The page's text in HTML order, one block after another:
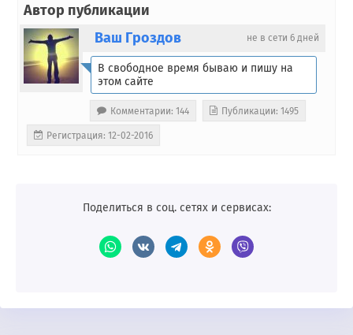
Автор публикации
не в сети 6 дней
Ваш Гроздов
В свободное время бываю и пишу на
этом сайте
Комментарии: 144 Публикации: 1495
Регистрация: 12-02-2016
Поделиться в соц. сетях и сервисах: